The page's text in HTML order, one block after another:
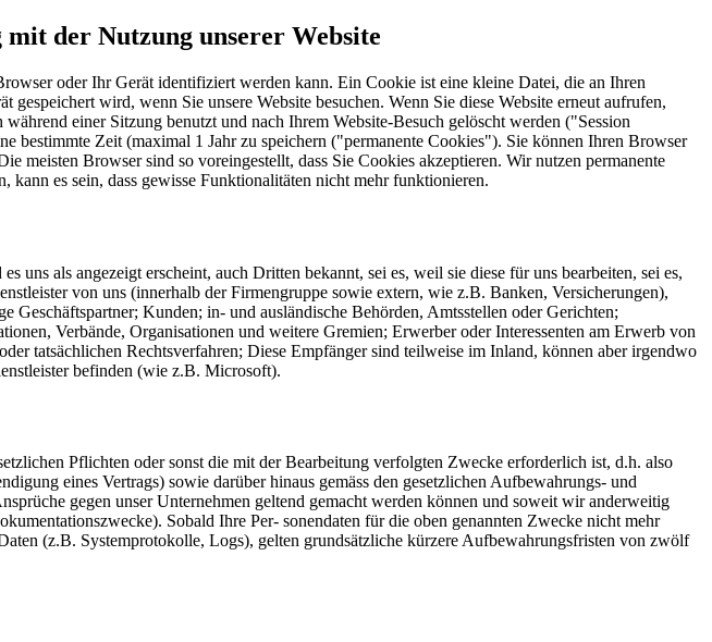
der Nutzung unserer Website
oder Ihr Gerät identifiziert werden kann. Ein Cookie ist eine kleine Datei, die an Ihren
wird, wenn Sie unsere Website besuchen. Wenn Sie diese Website erneut aufrufen,
einer Sitzung benutzt und nach Ihrem Website-Besuch gelöscht werden ("Session
bestimmte Zeit (maximal 1 Jahr zu speichern ("permanente Cookies"). Sie können Ihren Browser
meisten Browser sind so voreingestellt, dass Sie Cookies akzeptieren. Wir nutzen permanente
kann es sein, dass gewisse Funktionalitäten nicht mehr funktionieren.
als angezeigt erscheint, auch Dritten bekannt, sei es, weil sie diese für uns bearbeiten, sei es,
von uns (innerhalb der Firmengruppe sowie extern, wie z.B. Banken, Versicherungen),
Kunden; in- und ausländische Behörden, Amtsstellen oder Gerichten;
Verbände, Organisationen und weitere Gremien; Erwerber oder Interessenten am Erwerb von
tatsächlichen Rechtsverfahren; Diese Empfänger sind teilweise im Inland, können aber irgendwo
befinden (wie z.B. Microsoft).
Pflichten oder sonst die mit der Bearbeitung verfolgten Zwecke erforderlich ist, d.h. also
eines Vertrags) sowie darüber hinaus gemäss den gesetzlichen Aufbewahrungs- und
gegen unser Unternehmen geltend gemacht werden können und soweit wir anderweitig
Sobald Ihre Per- sonendaten für die oben genannten Zwecke nicht mehr
(z.B. Systemprotokolle, Logs), gelten grundsätzliche kürzere Aufbewahrungsfristen von zwölf